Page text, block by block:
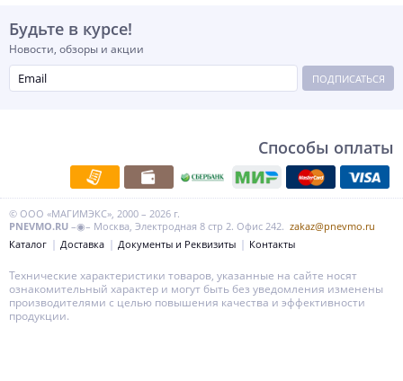
Будьте в курсе!
Новости, обзоры и акции
ПОДПИСАТЬСЯ
Способы оплаты
© ООО «МАГИМЭКС», 2000 – 2026 г.
PNEVMO.RU –◉– Москва, Электродная 8 стр 2. Офис 242. zakaz@pnevmo.ru
Каталог
Доставка Документы и Реквизиты Контакты
Технические характеристики товаров, указанные на сайте носят
ознакомительный характер и могут быть без уведомления изменены
производителями с целью повышения качества и эффективности
продукции.